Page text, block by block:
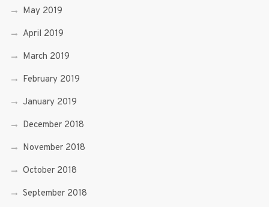
May 2019
April 2019
March 2019
February 2019
January 2019
December 2018
November 2018
October 2018
September 2018